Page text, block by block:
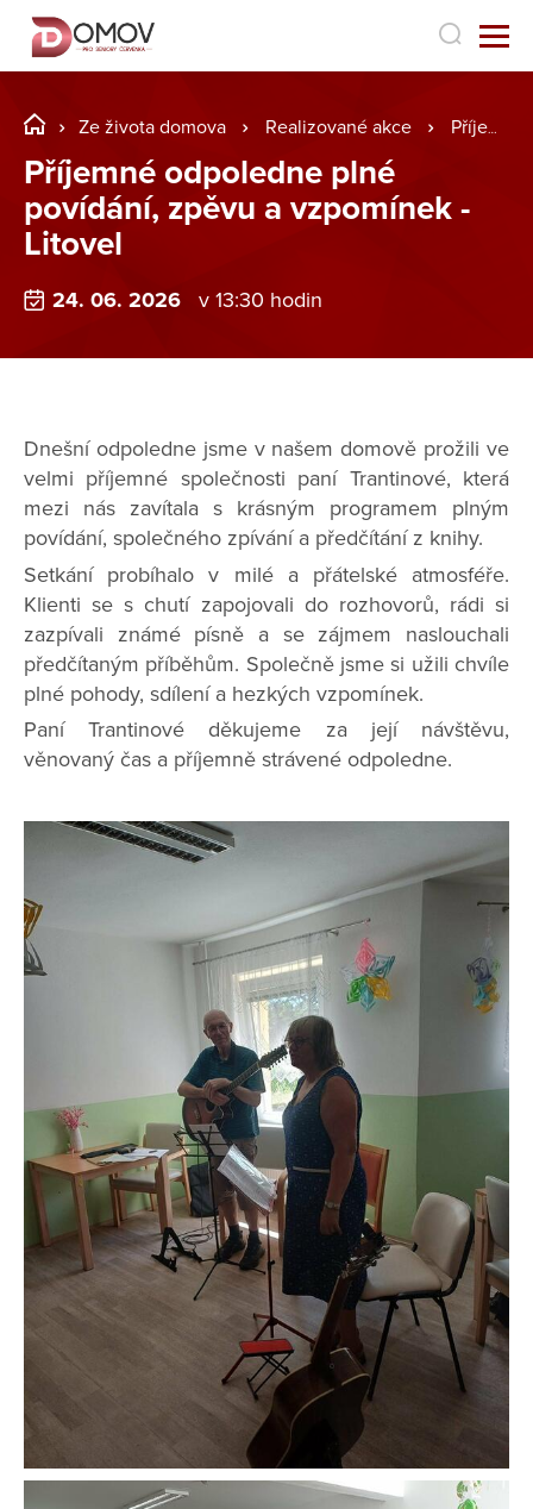
Ze života domova Realizované akce Příjemné odpoledne plné povídání, zpěvu a vzpomínek - Litovel
Příjemné odpoledne plné
povídání, zpěvu a vzpomínek -
Litovel
24. 06. 2026 v 13:30 hodin
Dnešní odpoledne jsme v našem domově prožili ve
velmi příjemné společnosti paní Trantinové, která
mezi nás zavítala s krásným programem plným
povídání, společného zpívání a předčítání z knihy.
Setkání probíhalo v milé a přátelské atmosféře.
Klienti se s chutí zapojovali do rozhovorů, rádi si
zazpívali známé písně a se zájmem naslouchali
předčítaným příběhům. Společně jsme si užili chvíle
plné pohody, sdílení a hezkých vzpomínek.
Paní Trantinové děkujeme za její návštěvu,
věnovaný čas a příjemně strávené odpoledne.